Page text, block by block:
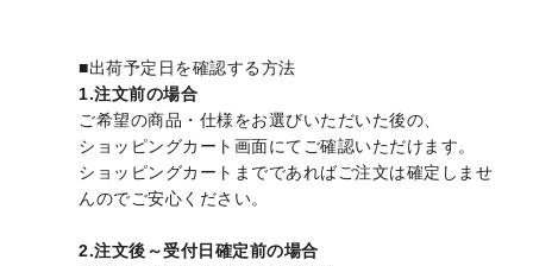
■出荷予定日を確認する方法
1.注文前の場合
ご希望の商品・仕様をお選びいただいた後の、
ショッピングカート画面にてご確認いただけます。
ショッピングカートまでであればご注文は確定しませ
んのでご安心ください。
2.注文後～受付日確定前の場合